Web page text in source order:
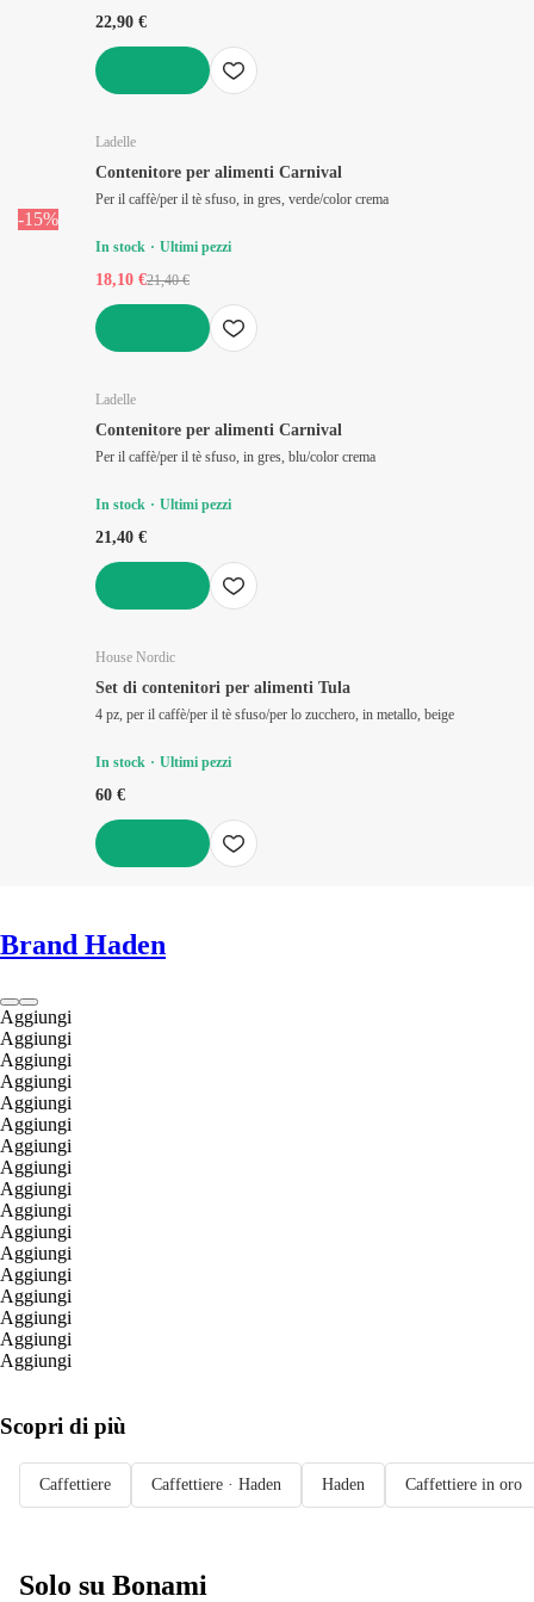
22,90 €
-15%
Ladelle
Contenitore per alimenti Carnival
Per il caffè/per il tè sfuso, in gres, verde/color crema
In stock Ultimi pezzi
18,10 €21,40 €
Ladelle
Contenitore per alimenti Carnival
Per il caffè/per il tè sfuso, in gres, blu/color crema
In stock Ultimi pezzi
21,40 €
House Nordic
Set di contenitori per alimenti Tula
4 pz, per il caffè/per il tè sfuso/per lo zucchero, in metallo, beige
In stock Ultimi pezzi
60 €
Brand Haden
Aggiungi
Aggiungi
Aggiungi
Aggiungi
Aggiungi
Aggiungi
Aggiungi
Aggiungi
Aggiungi
Aggiungi
Aggiungi
Aggiungi
Aggiungi
Aggiungi
Aggiungi
Aggiungi
Aggiungi
Scopri di più
Caffettiere Caffettiere · Haden Haden Caffettiere in oro
Solo su Bonami